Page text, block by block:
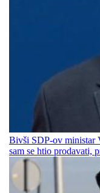
Bivši SDP-ov ministar
sam se htio prodavati,